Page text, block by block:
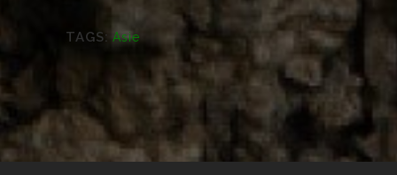
TAGS: Asie